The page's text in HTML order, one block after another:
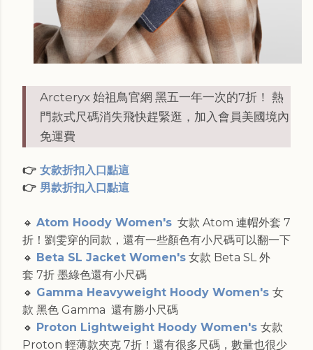
Arcteryx 始祖鳥官網 黑五一年一次的7折！ 熱
門款式尺碼消失飛快趕緊逛 ，加入會員美國境內
免運費
👉 女款折扣入口點這
👉 男款折扣入口點這
🔸 Atom Hoody Women's 女款 Atom 連帽外套 7
折！劉雯穿的同款，還有一些顏色有小尺碼可以翻一下
🔸 Beta SL Jacket Women's 女款 Beta SL 外
套 7折 墨綠色還有小尺碼
🔸 Gamma Heavyweight Hoody Women's 女
款 黑色 Gamma 還有勝小尺碼
🔸 Proton Lightweight Hoody Women's 女款
Proton 輕薄款夾克 7折！還有很多尺碼，數量也很少